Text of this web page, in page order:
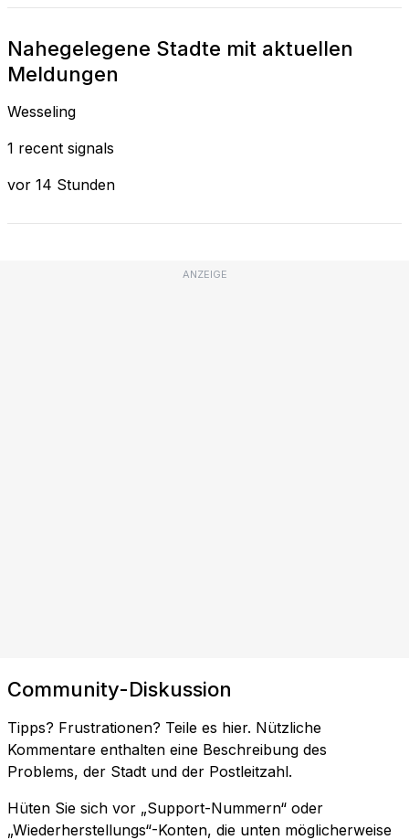
Nahegelegene Stadte mit aktuellen
Meldungen
Wesseling
1 recent signals
vor 14 Stunden
ANZEIGE
Community-Diskussion
Tipps? Frustrationen? Teile es hier. Nützliche
Kommentare enthalten eine Beschreibung des
Problems, der Stadt und der Postleitzahl.
Hüten Sie sich vor „Support-Nummern“ oder
„Wiederherstellungs“-Konten, die unten möglicherweise